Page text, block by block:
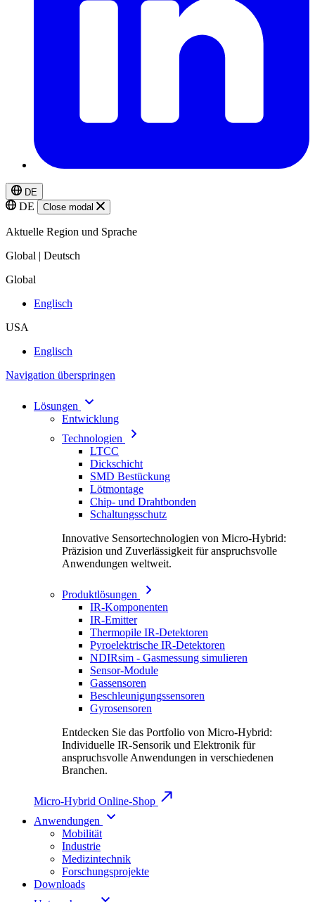
DE
DE Close modal
Aktuelle Region und Sprache
Global | Deutsch
Global
Englisch
USA
Englisch
Navigation überspringen
Lösungen
Entwicklung
Technologien
LTCC
Dickschicht
SMD Bestückung
Lötmontage
Chip- und Drahtbonden
Schaltungsschutz
Innovative Sensortechnologien von Micro-Hybrid:
Präzision und Zuverlässigkeit für anspruchsvolle
Anwendungen weltweit.
Produktlösungen
IR-Komponenten
IR-Emitter
Thermopile IR-Detektoren
Pyroelektrische IR-Detektoren
NDIRsim - Gasmessung simulieren
Sensor-Module
Gassensoren
Beschleunigungssensoren
Gyrosensoren
Entdecken Sie das Portfolio von Micro-Hybrid:
Individuelle IR-Sensorik und Elektronik für
anspruchsvolle Anwendungen in verschiedenen
Branchen.
Micro-Hybrid Online-Shop
Anwendungen
Mobilität
Industrie
Medizintechnik
Forschungsprojekte
Downloads